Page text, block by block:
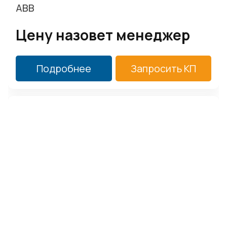
ABB
Цену назовет менеджер
Подробнее Запросить КП